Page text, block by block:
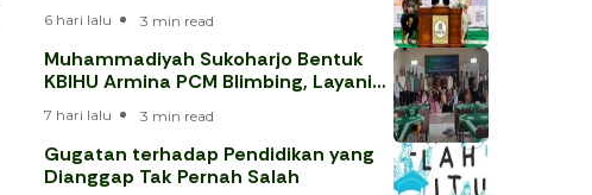
6 hari lalu 3 min read
Muhammadiyah Sukoharjo Bentuk
KBIHU Armina PCM Blimbing, Layani
7 hari lalu 3 min read
Gugatan terhadap Pendidikan yang
Dianggap Tak Pernah Salah